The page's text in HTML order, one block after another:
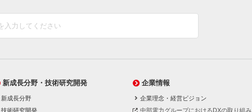
新成長分野・技術研究開発
新成長分野
技術研究開発
企業情報
企業理念・経営ビジョン
中部電力グループにおけるDXの取り組み